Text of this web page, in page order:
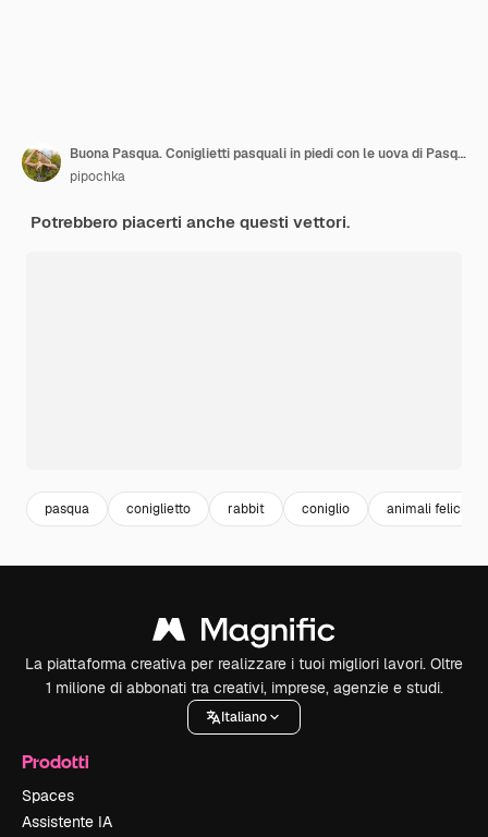
Buona Pasqua. Coniglietti pasquali in piedi con le uova di Pasqua
pipochka
Potrebbero piacerti anche questi vettori.
pasqua coniglietto rabbit coniglio animali felici
La piattaforma creativa per realizzare i tuoi migliori lavori. Oltre
1 milione di abbonati tra creativi, imprese, agenzie e studi.
Italiano
Prodotti
Spaces
Assistente IA